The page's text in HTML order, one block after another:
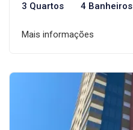
3 Quartos 4 Banheiros
Mais informações